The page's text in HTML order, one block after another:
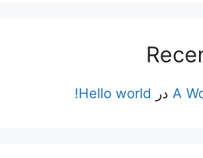
A در Hello world!